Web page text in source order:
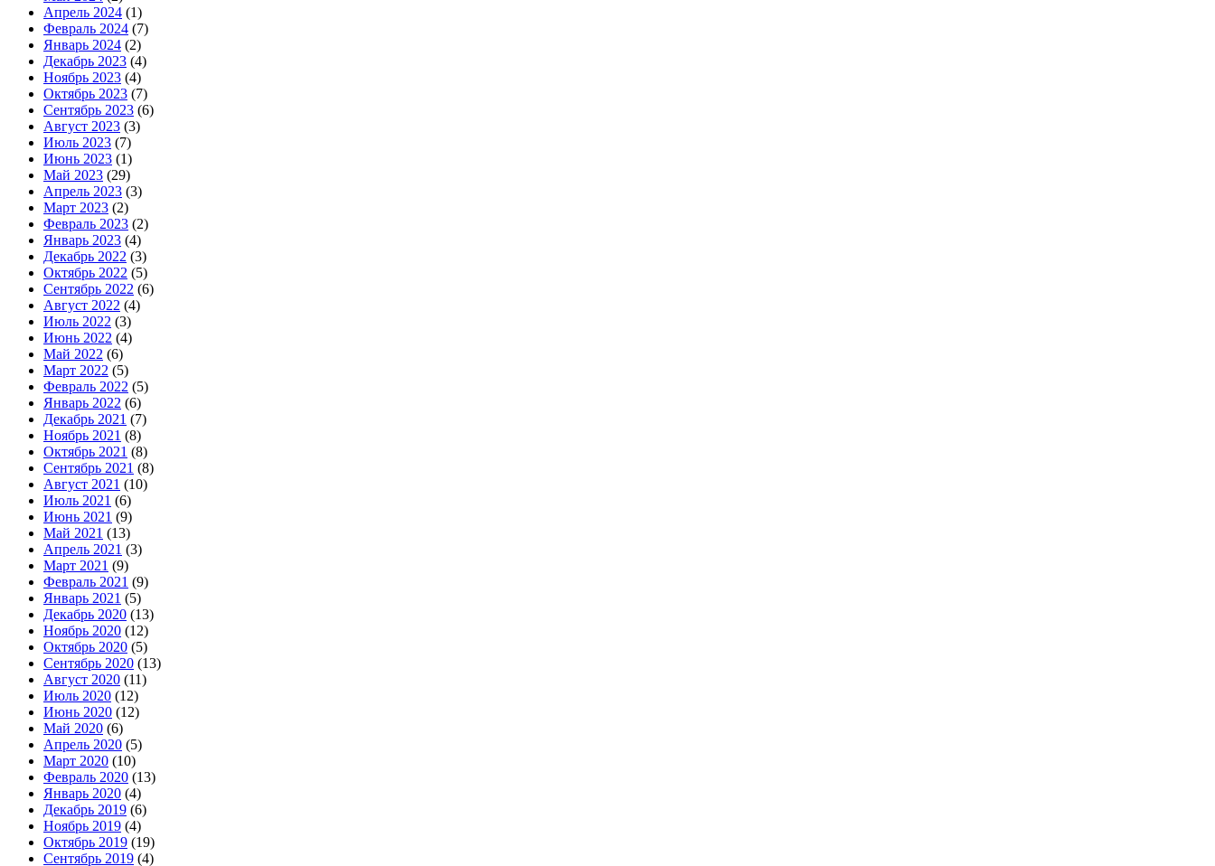
Апрель 2024 (1)
Февраль 2024 (7)
Январь 2024 (2)
Декабрь 2023 (4)
Ноябрь 2023 (4)
Октябрь 2023 (7)
Сентябрь 2023 (6)
Август 2023 (3)
Июль 2023 (7)
Июнь 2023 (1)
Май 2023 (29)
Апрель 2023 (3)
Март 2023 (2)
Февраль 2023 (2)
Январь 2023 (4)
Декабрь 2022 (3)
Октябрь 2022 (5)
Сентябрь 2022 (6)
Август 2022 (4)
Июль 2022 (3)
Июнь 2022 (4)
Май 2022 (6)
Март 2022 (5)
Февраль 2022 (5)
Январь 2022 (6)
Декабрь 2021 (7)
Ноябрь 2021 (8)
Октябрь 2021 (8)
Сентябрь 2021 (8)
Август 2021 (10)
Июль 2021 (6)
Июнь 2021 (9)
Май 2021 (13)
Апрель 2021 (3)
Март 2021 (9)
Февраль 2021 (9)
Январь 2021 (5)
Декабрь 2020 (13)
Ноябрь 2020 (12)
Октябрь 2020 (5)
Сентябрь 2020 (13)
Август 2020 (11)
Июль 2020 (12)
Июнь 2020 (12)
Май 2020 (6)
Апрель 2020 (5)
Март 2020 (10)
Февраль 2020 (13)
Январь 2020 (4)
Декабрь 2019 (6)
Ноябрь 2019 (4)
Октябрь 2019 (19)
Сентябрь 2019 (4)